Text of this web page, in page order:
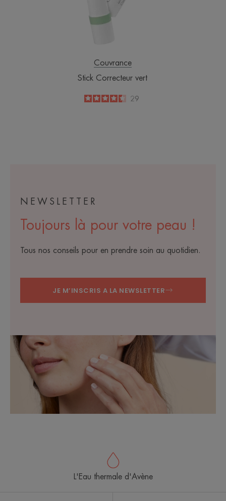
Couvrance
Stick Correcteur vert
4.4
/
5
29
NEWSLETTER
Toujours là pour votre peau !
Tous nos conseils pour en prendre soin au quotidien.
JE M’INSCRIS A LA NEWSLETTER
L'Eau thermale d'Avène